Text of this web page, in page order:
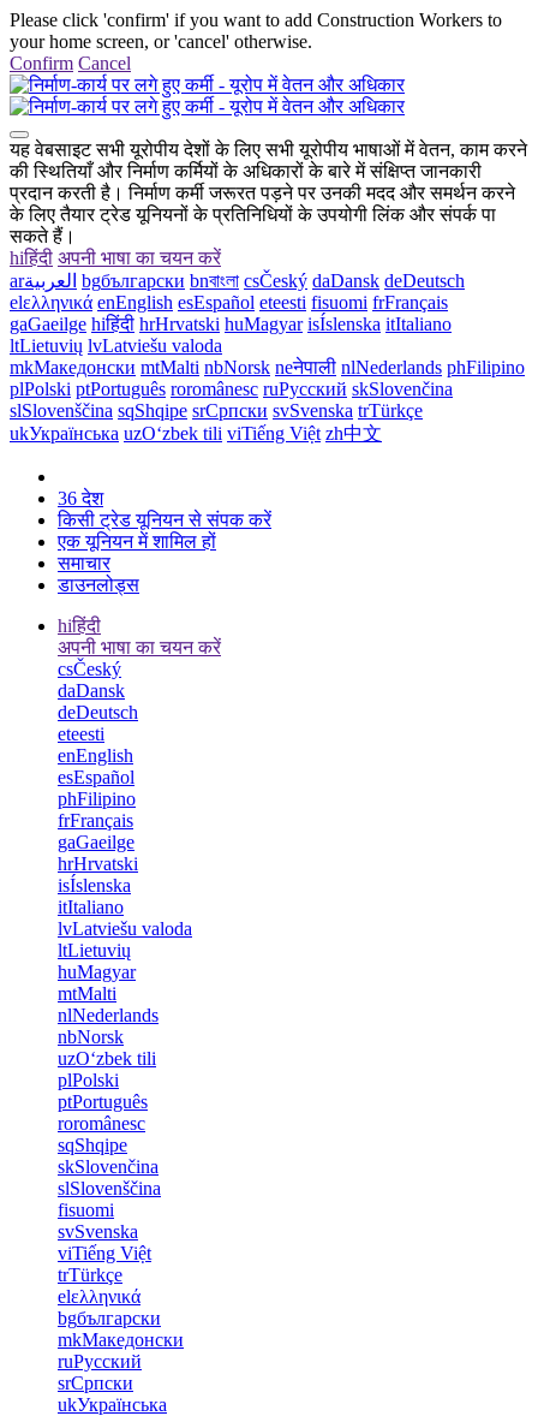
Please click 'confirm' if you want to add Construction Workers to
your home screen, or 'cancel' otherwise.
Confirm Cancel
यह वेबसाइट सभी यूरोपीय देशों के लिए सभी यूरोपीय भाषाओं में वेतन, काम करने
की स्थितियाँ और निर्माण कर्मियों के अधिकारों के बारे में संक्षिप्त जानकारी
प्रदान करती है। निर्माण कर्मी जरूरत पड़ने पर उनकी मदद और समर्थन करने
के लिए तैयार ट्रेड यूनियनों के प्रतिनिधियों के उपयोगी लिंक और संपर्क पा
सकते हैं।
hiहिंदी अपनी भाषा का चयन करें
arالعربية bgбългарски bnবাংলা csČeský daDansk deDeutsch
elελληνικά enEnglish esEspañol eteesti fisuomi frFrançais
gaGaeilge hiहिंदी hrHrvatski huMagyar isÍslenska itItaliano
ltLietuvių lvLatviešu valoda
mkМакедонски mtMalti nbNorsk neनेपाली nlNederlands phFilipino
plPolski ptPortuguês roromânesc ruРусский skSlovenčina
slSlovenščina sqShqipe srСрпски svSvenska trTürkçe
ukУкраїнська uzOʻzbek tili viTiếng Việt zh中文
36 देश
किसी ट्रेड यूनियन से संपक करें
एक यूनियन में शामिल हों
समाचार
डाउनलोड्स
hiहिंदी
अपनी भाषा का चयन करें
csČeský
daDansk
deDeutsch
eteesti
enEnglish
esEspañol
phFilipino
frFrançais
gaGaeilge
hrHrvatski
isÍslenska
itItaliano
lvLatviešu valoda
ltLietuvių
huMagyar
mtMalti
nlNederlands
nbNorsk
uzOʻzbek tili
plPolski
ptPortuguês
roromânesc
sqShqipe
skSlovenčina
slSlovenščina
fisuomi
svSvenska
viTiếng Việt
trTürkçe
elελληνικά
bgбългарски
mkМакедонски
ruРусский
srСрпски
ukУкраїнська